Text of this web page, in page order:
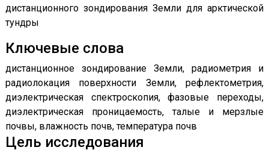
дистанционного зондирования Земли для арктической
тундры
Ключевые слова
дистанционное зондирование Земли, радиометрия и
радиолокация поверхности Земли, рефлектометрия,
диэлектрическая спектроскопия, фазовые переходы,
диэлектрическая проницаемость, талые и мерзлые
почвы, влажность почв, температура почв
Цель исследования